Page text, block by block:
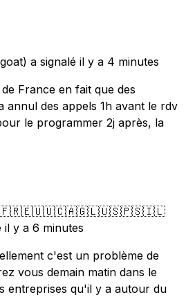
a signalé il y a 4 minutes
France en fait que des
annul des appels 1h avant le rdv
le programmer 2j après, la
🇫🇷🇪🇺🇺🇨🇦🇬🇱🇺🇸🇵🇸🇮🇱
il y a 6 minutes
c'est un problème de
vous demain matin dans le
entreprises qu'il y a autour du